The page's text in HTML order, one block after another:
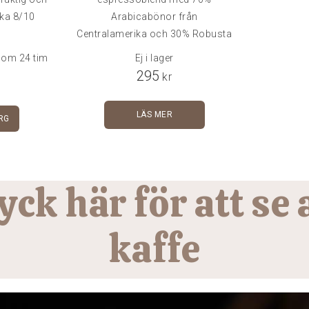
8/10
24 tim
Arabicabönor från
Centralamerika och 30% Robusta
från Indien. Kraftigt och smakrikt
koffeinfritt kaffe i klassiskt
malning önskas, ange
bryggmetod i kassan (gärna
eller ej).
Ej i lager
295 kr
LÄS MER
här för att se
kaffe